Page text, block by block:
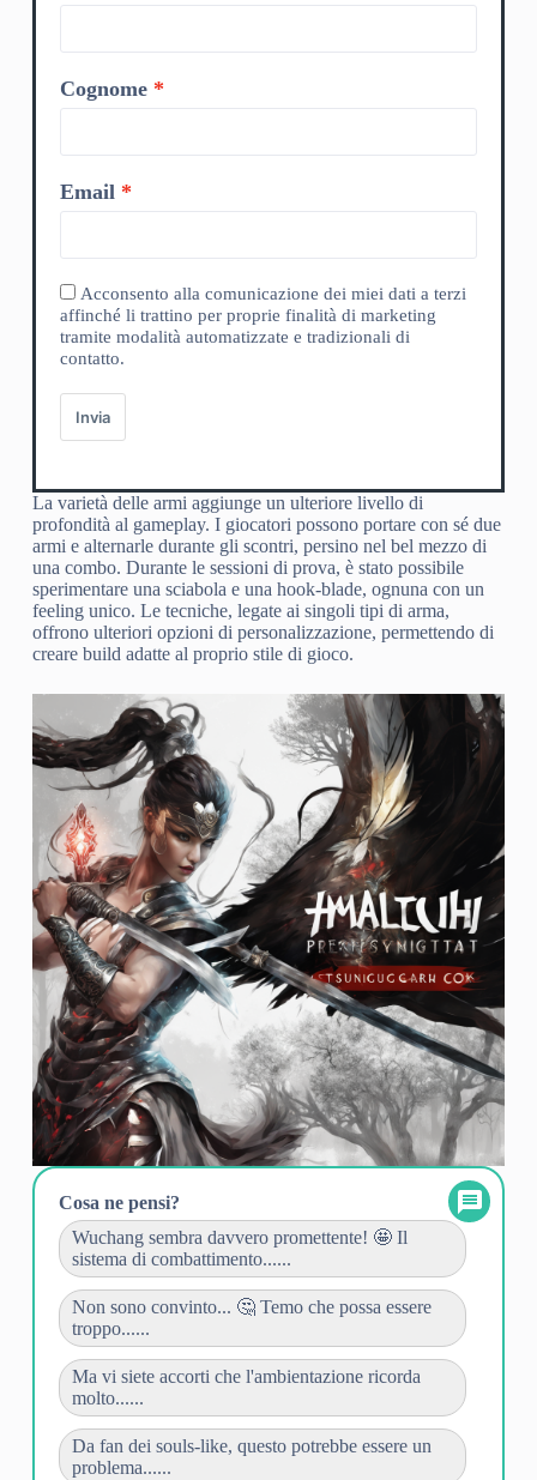
Cognome
Email
Acconsento alla comunicazione dei miei dati a terzi
affinché li trattino per proprie finalità di marketing
tramite modalità automatizzate e tradizionali di
contatto.
Invia
La varietà delle armi aggiunge un ulteriore livello di
profondità al gameplay. I giocatori possono portare con sé due
armi e alternarle durante gli scontri, persino nel bel mezzo di
una combo. Durante le sessioni di prova, è stato possibile
sperimentare una sciabola e una hook-blade, ognuna con un
feeling unico. Le tecniche, legate ai singoli tipi di arma,
offrono ulteriori opzioni di personalizzazione, permettendo di
creare build adatte al proprio stile di gioco.
Cosa ne pensi?
Wuchang sembra davvero promettente! 🤩 Il
sistema di combattimento......
Non sono convinto... 🤔 Temo che possa essere
troppo......
Ma vi siete accorti che l'ambientazione ricorda
molto......
Da fan dei souls-like, questo potrebbe essere un
problema......